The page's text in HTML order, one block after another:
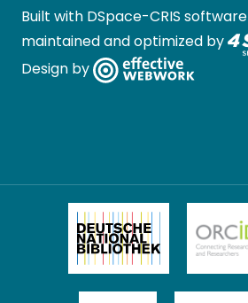
Built with DSpace-CRIS software
maintained and optimized by
Design by